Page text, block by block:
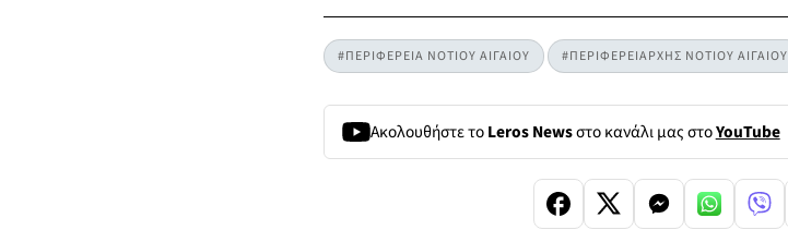
#ΠΕΡΙΦΕΡΕΙΑ ΝΟΤΙΟΥ ΑΙΓΑΙΟΥ #ΠΕΡΙΦΕΡΕΙΑΡΧΗΣ ΝΟΤΙΟΥ ΑΙΓΑΙΟΥ
Ακολουθήστε τοLeros Newsστο κανάλι μας στοYouTube